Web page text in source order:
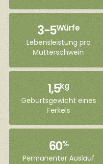
3-5Würfe
Lebensleistung pro
Mutterschwein
1,5kg
Geburtsgewicht eines
Ferkels
60%
Permanenter Auslauf